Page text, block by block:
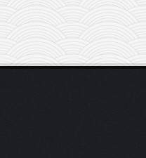
с
человека!
Питание
в